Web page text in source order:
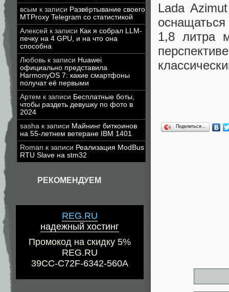
всым к записи Развёртывание своего
MTProxy Telegram со статистикой
Алексей к записи Как я собрал LLM-
печку на 4 GPU, и на что она
способна
Любовь к записи Huawei
официально представила
HarmonyOS 7: какие смартфоны
получат её первыми
Артем к записи Бесплатные боты,
чтобы раздеть девушку по фото в
2024
sasha к записи Майнинг биткоинов
на 55-летнем ветеране IBM 1401
Roman к записи Реализация ModBus
RTU Slave на stm32
РЕКОМЕНДУЕМ
REG.RU
надежный хостинг
Промокод на скидку 5%
REG.RU
39CC-C72F-6342-560A
Lada
1,8 литра
Поделиться…